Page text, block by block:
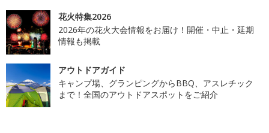
花火特集2026
2026年の花火大会情報をお届け！開催・中止・延期
情報も掲載
アウトドアガイド
キャンプ場、グランピングからBBQ、アスレチック
まで！全国のアウトドアスポットをご紹介